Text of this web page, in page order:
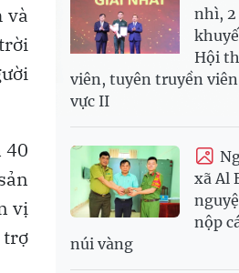
và
40
vị
trợ
nhì, 2
Hội
viên, tuyên truyền
vực II
xã Al
nộp
núi vàng